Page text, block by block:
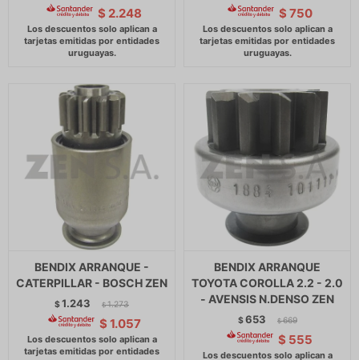
$ 2.248 $ 750
BENDIX ARRANQUE -
CATERPILLAR - BOSCH ZEN
$1.243 $ 1.273
$ 1.057
BENDIX ARRANQUE
TOYOTA COROLLA 2.2 - 2.0
- AVENSIS N.DENSO ZEN
$653 $ 669
$ 555